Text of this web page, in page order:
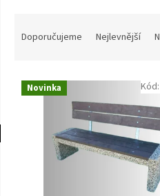
n
Doporučujeme Nejlevnější
V Novinka Kód: